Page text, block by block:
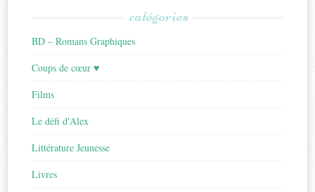
catégories
BD – Romans Graphiques
Coups de cœur ♥
Films
Le défi d'Alex
Littérature Jeunesse
Livres